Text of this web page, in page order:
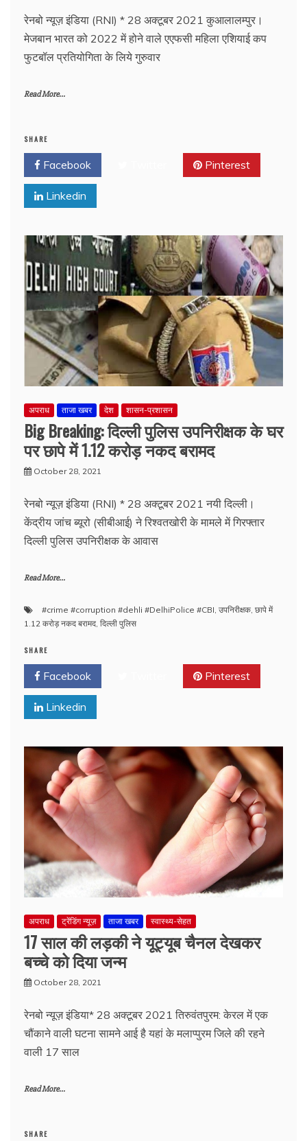
रेनबो न्यूज़ इंडिया (RNI) * 28 अक्टूबर 2021 कुआलालम्पुर।
मेजबान भारत को 2022 में होने वाले एएफसी महिला एशियाई कप
फुटबॉल प्रतियोगिता के लिये गुरुवार
Read More...
SHARE
Facebook Pinterest
Linkedin
अपराध ताजा खबर देश शासन-प्रशासन
Big Breaking: दिल्ली पुलिस उपनिरीक्षक के घर
पर छापे में 1.12 करोड़ नकद बरामद
October 28, 2021
रेनबो न्यूज़ इंडिया (RNI) * 28 अक्टूबर 2021 नयी दिल्ली।
केंद्रीय जांच ब्यूरो (सीबीआई) ने रिश्वतखोरी के मामले में गिरफ्तार
दिल्ली पुलिस उपनिरीक्षक के आवास
Read More...
#crime #corruption #dehli #DelhiPolice #CBI, उपनिरीक्षक, छापे में
1.12 करोड़ नकद बरामद, दिल्ली पुलिस
SHARE
Facebook Pinterest
Linkedin
अपराध ट्रेंडिंग न्यूज़ ताजा खबर स्वास्थ्य-सेहत
17 साल की लड़की ने यूट्यूब चैनल देखकर
बच्चे को दिया जन्म
October 28, 2021
रेनबो न्यूज़ इंडिया* 28 अक्टूबर 2021 तिरुवंतपुरम: केरल में एक
चौंकाने वाली घटना सामने आई है यहां के मलाप्पुरम जिले की रहने
वाली 17 साल
Read More...
SHARE